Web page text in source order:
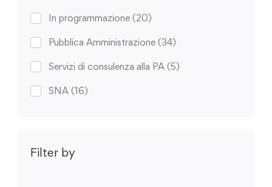
In programmazione (20)
Pubblica Amministrazione (34)
Servizi di consulenza alla PA (5)
SNA (16)
Filter by